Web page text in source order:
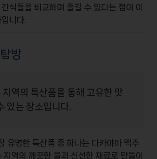
식들을 비교하며 즐길 수 있다는 점이 이
니다.
방
역의 특산품을 통해 고유한 맛
있는 장소입니다.
유명한 특산품 중 하나는 다카야마 맥주
지역의 깨끗한 물과 신선한 재료로 만들어